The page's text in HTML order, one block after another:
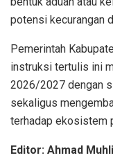
potensi kecurangan
​Pemerintah
instruksi tertulis ini
2026/2027 dengan
sekaligus
terhadap ekosistem
Editor: Ahmad